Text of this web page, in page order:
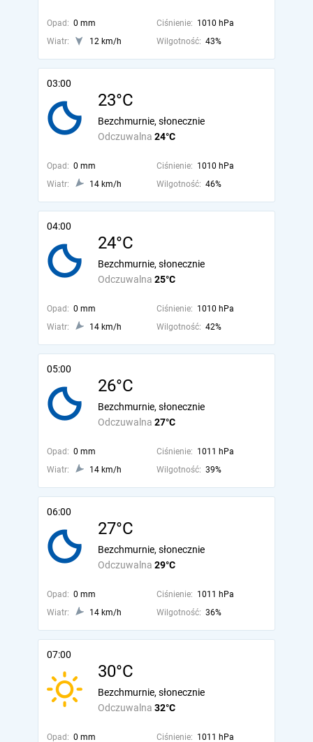
Opad: 0 mm Ciśnienie: 1010 hPa
Wiatr:
12 km/h Wilgotność: 43%
03:00
23°C
Odczuwalna 24°C
Bezchmurnie, słonecznie
Opad: 0 mm Ciśnienie: 1010 hPa
Wiatr:
14 km/h Wilgotność: 46%
04:00
24°C
Odczuwalna 25°C
Bezchmurnie, słonecznie
Opad: 0 mm Ciśnienie: 1010 hPa
Wiatr:
14 km/h Wilgotność: 42%
05:00
26°C
Odczuwalna 27°C
Bezchmurnie, słonecznie
Opad: 0 mm Ciśnienie: 1011 hPa
Wiatr:
14 km/h Wilgotność: 39%
06:00
27°C
Odczuwalna 29°C
Bezchmurnie, słonecznie
Opad: 0 mm Ciśnienie: 1011 hPa
Wiatr:
14 km/h Wilgotność: 36%
07:00
30°C
Odczuwalna 32°C
Bezchmurnie, słonecznie
Opad: 0 mm Ciśnienie: 1011 hPa